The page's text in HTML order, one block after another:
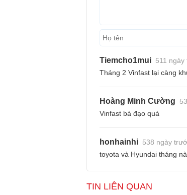
Tiemcho1mui 511
Tháng 2 Vinfast lại càng
Hoàng Minh Cường
Vinfast bá đạo quá
honhainhi 538 ngày
toyota và Hyundai tháng
TIN LIÊN QUAN